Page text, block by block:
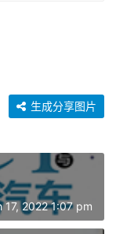
生成分享图片
17, 2022 1:07 pm